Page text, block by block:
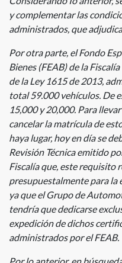
y complementar las
administrados, que
Por otra parte, el Fondo
Bienes (FEAB) de la
de la Ley 1615 de 2013,
total 59.000 vehículos. De
15,000 y 20,000. Para
cancelar la matrícula de
haya lugar, hoy en día se
Revisión Técnica emitido
Fiscalía que, este requisito
presupuestalmente para la
ya que el Grupo de
tendría que dedicarse
expedición de dichos
administrados por el FEAB.